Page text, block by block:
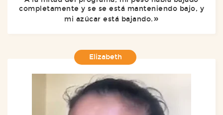
completamente y se se está manteniendo bajo, y
mi azúcar está bajando.
Elizabeth